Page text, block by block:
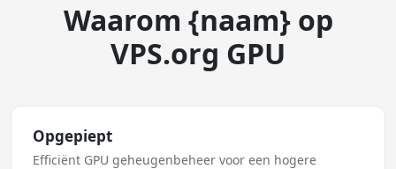
Waarom {naam} op
VPS.org GPU
Opgepiept
Efficiënt GPU geheugenbeheer voor een hogere